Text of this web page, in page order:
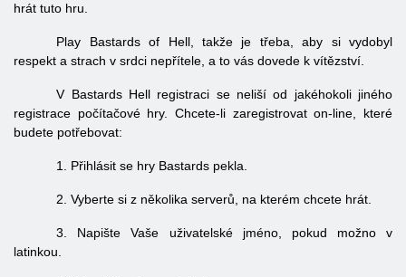
hrát tuto hru.
Play Bastards of Hell, takže je třeba, aby si vydobyl
respekt a strach v srdci nepřítele, a to vás dovede k vítězství.
V Bastards Hell registraci se neliší od jakéhokoli jiného
registrace počítačové hry. Chcete-li zaregistrovat on-line, které
budete potřebovat:
1. Přihlásit se hry Bastards pekla.
2. Vyberte si z několika serverů, na kterém chcete hrát.
3. Napište Vaše uživatelské jméno, pokud možno v
latinkou.